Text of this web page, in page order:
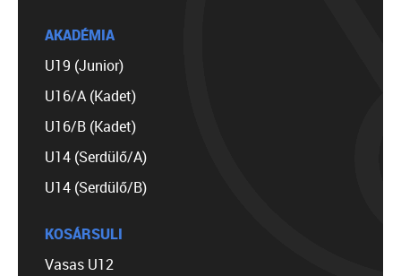
AKADÉMIA
U19 (Junior)
U16/A (Kadet)
U16/B (Kadet)
U14 (Serdülő/A)
U14 (Serdülő/B)
KOSÁRSULI
Vasas U12